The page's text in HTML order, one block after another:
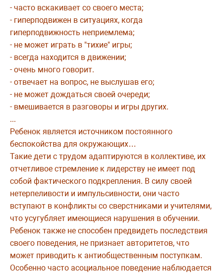
- часто вскакивает со своего места;
- гиперподвижен в ситуациях, когда
гиперподвижность неприемлема;
- не может играть в "тихие" игры;
- всегда находится в движении;
- очень много говорит.
- отвечает на вопрос, не выслушав его;
- не может дождаться своей очереди;
- вмешивается в разговоры и игры других.
...
Ребенок является источником постоянного
беспокойства для окружающих…
Такие дети с трудом адаптируются в коллективе, их
отчетливое стремление к лидерству не имеет под
собой фактического подкрепления. В силу своей
нетерпеливости и импульсивности, они часто
вступают в конфликты со сверстниками и учителями,
что усугубляет имеющиеся нарушения в обучении.
Ребенок также не способен предвидеть последствия
своего поведения, не признает авторитетов, что
может приводить к антиобщественным поступкам.
Особенно часто асоциальное поведение наблюдается